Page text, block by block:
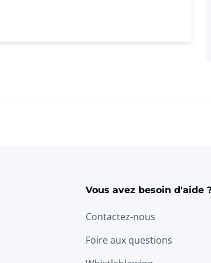
Vous avez besoin d'aide
Contactez-nous
Foire aux questions